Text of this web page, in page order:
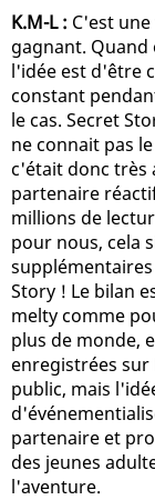
K.M-L : C'est
gagnant.
l'idée est d'être
constant
le cas. Secret
ne connait pas
c'était donc très
partenaire
millions de
pour nous, cela
Story ! Le bilan
melty comme
plus de monde,
enregistrées
public, mais
partenaire et
des jeunes
l'aventure.